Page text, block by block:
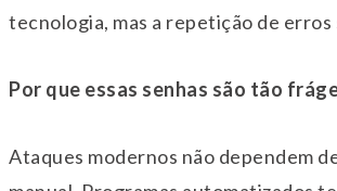
tecnologia, mas a repetição de erros
Por que essas senhas são tão
Ataques modernos não dependem